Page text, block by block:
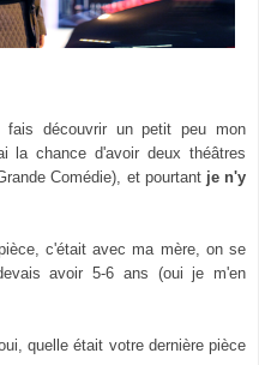
découvrir un petit peu mon
la chance d'avoir deux théâtres
Comédie), et pourtant je n'y
c'était avec ma mère, on se
avoir 5-6 ans (ouije m'en
ui, quelle était votre dernière pièce